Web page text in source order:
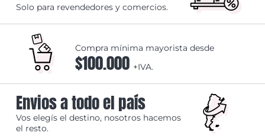
Solo para revendedores y comercios.
Compra mínima mayorista desde
$100.000 +IVA.
Envios a todo el país
Vos elegís el destino, nosotros hacemos
el resto.